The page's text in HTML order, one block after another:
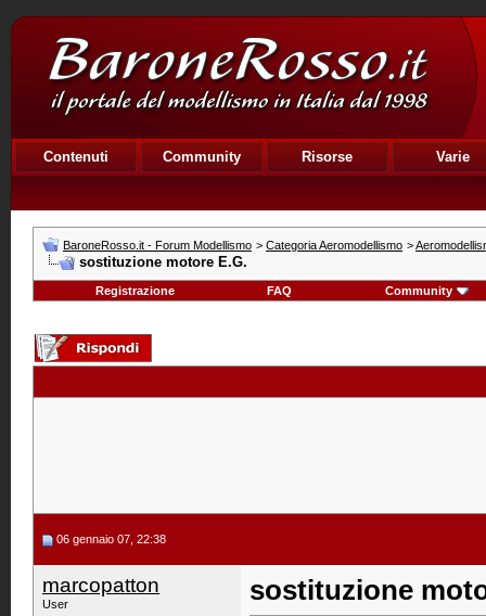
Contenuti Community Risorse Varie
BaroneRosso.it - Forum Modellismo > Categoria Aeromodellismo >
sostituzione motore E.G.
Registrazione FAQ Community
06 gennaio 07, 22:38
marcopatton
User sostituzione